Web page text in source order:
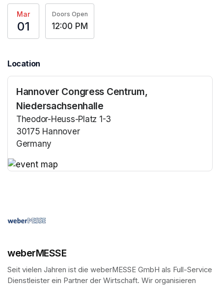
Mar
01
Doors Open
12:00 PM
Location
Hannover Congress Centrum,
Niedersachsenhalle
Theodor-Heuss-Platz 1-3
30175 Hannover
Germany
weberMESSE
Seit vielen Jahren ist die weberMESSE GmbH als Full-Service
Dienstleister ein Partner der Wirtschaft. Wir organisieren